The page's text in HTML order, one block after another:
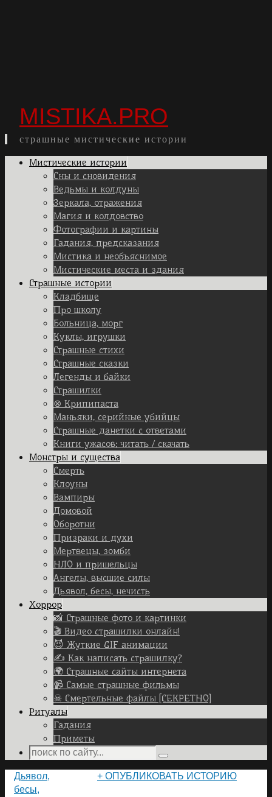
MISTIKA.PRO
страшные мистические истории
Skip
Мистические истории
Сны и сновидения
Ведьмы и колдуны
Зеркала, отражения
Магия и колдовство
Фотографии и картины
Гадания, предсказания
Мистика и необъяснимое
Мистические места и здания
Страшные истории
Кладбище
Про школу
Больница, морг
Куклы, игрушки
Страшные стихи
Страшные сказки
Легенды и байки
Страшилки
⊗ Крипипаста
Маньяки, серийные убийцы
Страшные данетки с ответами
Книги ужасов: читать / скачать
Монстры и существа
Смерть
Клоуны
Вампиры
Домовой
Оборотни
Призраки и духи
Мертвецы, зомби
НЛО и пришельцы
Ангелы, высшие силы
Дьявол, бесы, нечисть
Хоррор
📸 Страшные фото и картинки
🎬 Видео страшилки онлайн!
😈 Жуткие GIF анимации
✍ Как написать страшилку?
🌍 Страшные сайты интернета
📹 Самые страшные фильмы
☠ Смертельные файлы [СЕКРЕТНО]
Ритуалы
Гадания
Приметы
Search
Search
Home
Дьявол,
бесы,
+ ОПУБЛИКОВАТЬ ИСТОРИЮ